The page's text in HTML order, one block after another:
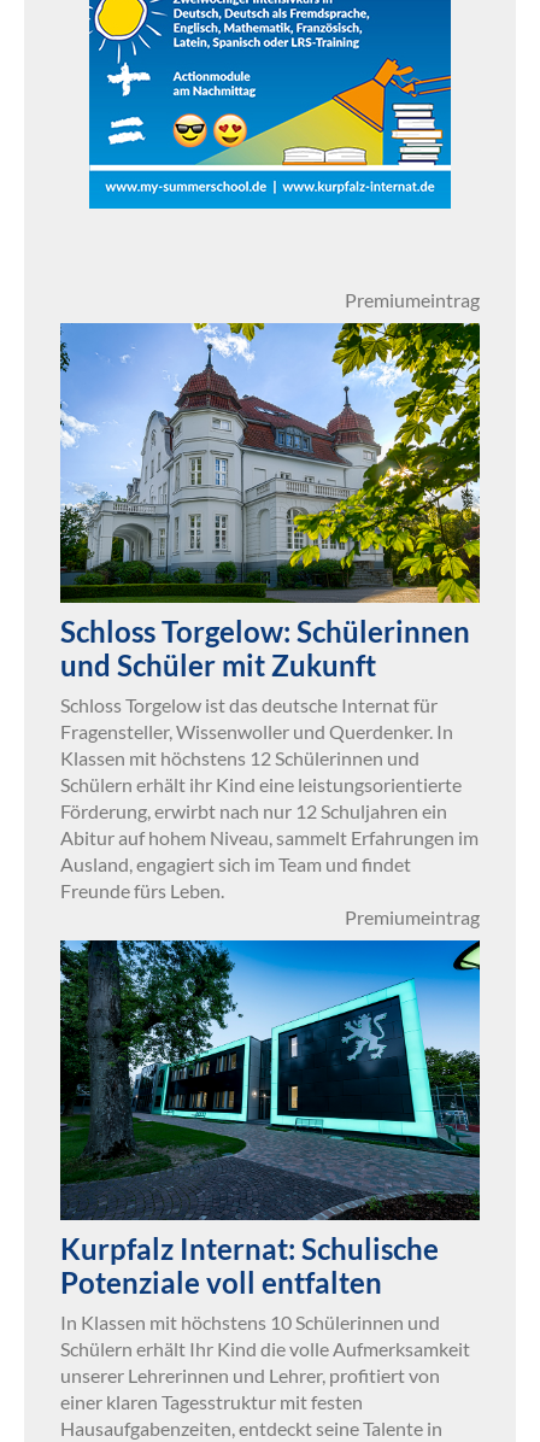
Premiumeintrag
Schloss Torgelow: Schülerinnen
und Schüler mit Zukunft
Schloss Torgelow ist das deutsche Internat für
Fragensteller, Wissenwoller und Querdenker. In
Klassen mit höchstens 12 Schülerinnen und
Schülern erhält ihr Kind eine leistungsorientierte
Förderung, erwirbt nach nur 12 Schuljahren ein
Abitur auf hohem Niveau, sammelt Erfahrungen im
Ausland, engagiert sich im Team und findet
Freunde fürs Leben.
Premiumeintrag
Kurpfalz Internat: Schulische
Potenziale voll entfalten
In Klassen mit höchstens 10 Schülerinnen und
Schülern erhält Ihr Kind die volle Aufmerksamkeit
unserer Lehrerinnen und Lehrer, profitiert von
einer klaren Tagesstruktur mit festen
Hausaufgabenzeiten, entdeckt seine Talente in